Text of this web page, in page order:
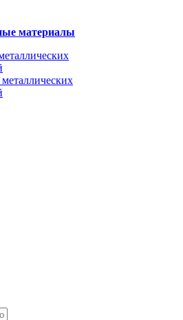
материалы